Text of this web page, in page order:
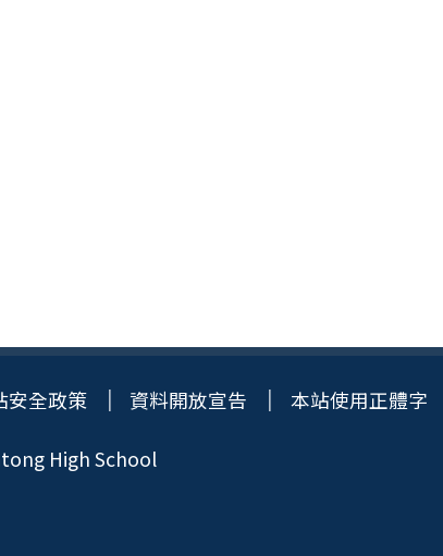
安全政策 資料開放宣告 本站使用正體字
High School